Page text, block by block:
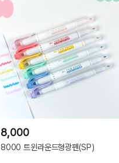
8,000
8000 트윈라운드형광펜(SP)